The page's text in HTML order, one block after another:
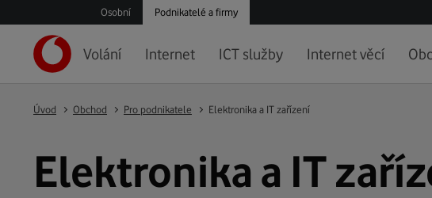
Osobní Podnikatelé a firmy
Volání Internet ICT služby Internet věcí
Úvod Obchod Pro podnikatele Elektronika a IT zařízení
Elektronika a IT